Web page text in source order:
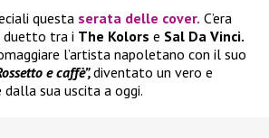
questa serata delle cover. C’era
duetto tra i The Kolors e Sal Da Vinci.
l’artista napoletano con il suo
e caffè”,diventato un vero e
sua uscita a oggi.